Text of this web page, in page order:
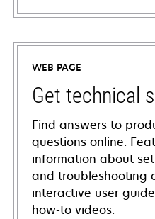
WEB PAGE
Get technical
Find answers to
questions online.
information about
and troubleshooting
interactive user
how-to videos.